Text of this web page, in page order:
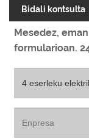
Bidali kontsulta
Mesedez,
formularioan.